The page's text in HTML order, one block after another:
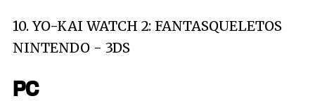
10. YO-KAI WATCH 2: FANTASQUELETOS
NINTENDO - 3DS
PC